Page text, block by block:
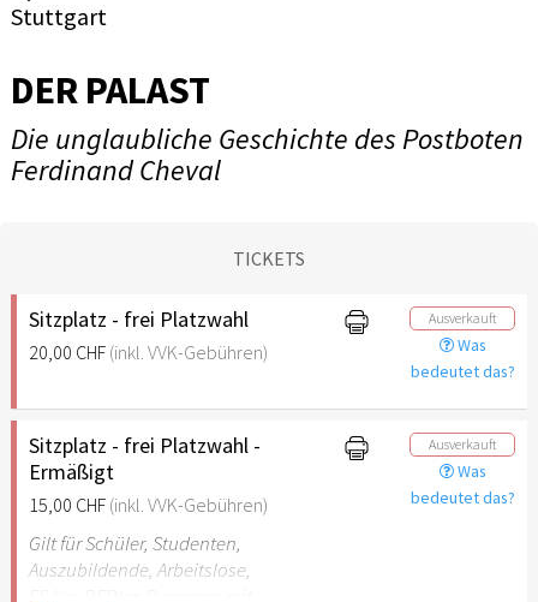
Stuttgart
DER PALAST
Die unglaubliche Geschichte des Postboten
Ferdinand Cheval
TICKETS
Sitzplatz - frei Platzwahl
20,00 CHF (inkl. VVK-Gebühren)
Ausverkauft
Was
bedeutet das?
Sitzplatz - frei Platzwahl -
Ermäßigt
15,00 CHF (inkl. VVK-Gebühren)
Ausverkauft
Was
bedeutet das?
Gilt für Schüler, Studenten,
Auszubildende, Arbeitslose,